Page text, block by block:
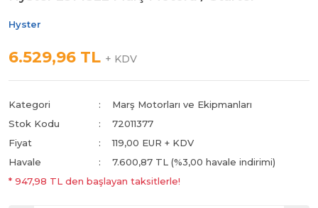
Hyster
6.529,96 TL + KDV
Kategori
Marş Motorları ve Ekipmanları
Stok Kodu
72011377
Fiyat
119,00 EUR + KDV
Havale
7.600,87 TL (%3,00 havale indirimi)
* 947,98 TL den başlayan taksitlerle!